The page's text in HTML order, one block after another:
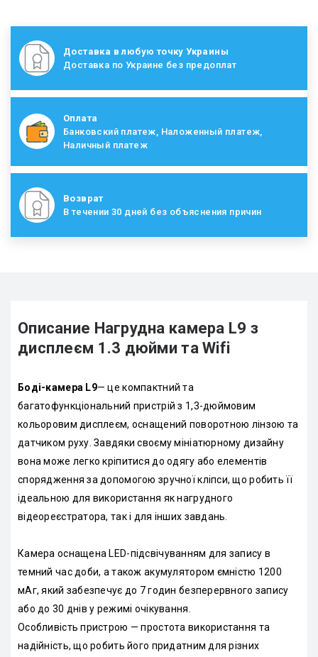
Доставка в любую точку Украины
Доставка по Украине без предоплат
Оплата
Банковский платеж, Наложенный платеж,
Наличный платеж
Возврат
В течении 30 дней без объяснения причин
Описание Нагрудна камера L9 з
дисплеєм 1.3 дюйми та Wifi
Боді-камера L9— це компактний та
багатофункціональний пристрій з 1,3-дюймовим
кольоровим дисплеєм, оснащений поворотною лінзою та
датчиком руху. Завдяки своєму мініатюрному дизайну
вона може легко кріпитися до одягу або елементів
спорядження за допомогою зручної кліпси, що робить її
ідеальною для використання як нагрудного
відеореєстратора, так і для інших завдань.
Камера оснащена LED-підсвічуванням для запису в
темний час доби, а також акумулятором ємністю 1200
мАг, який забезпечує до 7 годин безперервного запису
або до 30 днів у режимі очікування.
Особливість пристрою — простота використання та
надійність, що робить його придатним для різних